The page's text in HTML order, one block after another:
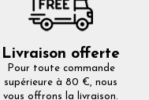
Livraison offerte
Pour toute commande
supérieure à 80 €, nous
vous offrons la livraison.